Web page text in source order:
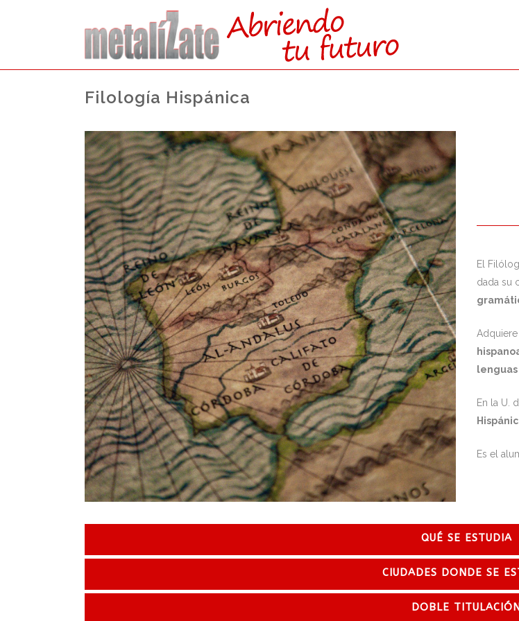
Filología Hispánica
ACCEDE DIRECTAMENTE:
DESDE FP (GRADO SUPERIOR)
Actualmente no existe cupo de plazas reservadas para esta vía de
acceso,
se accede por el cupo general junto a los de Bachillerato.
El
dada su
En la U.
Es el
QUÉ SE ESTUDIA
CIUDADES DONDE SE
DOBLE